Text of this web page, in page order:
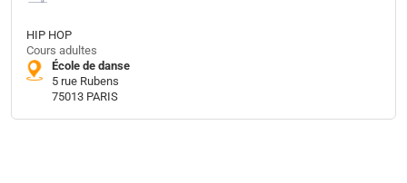
HIP HOP
Cours adultes
École de danse
5 rue Rubens
75013 PARIS